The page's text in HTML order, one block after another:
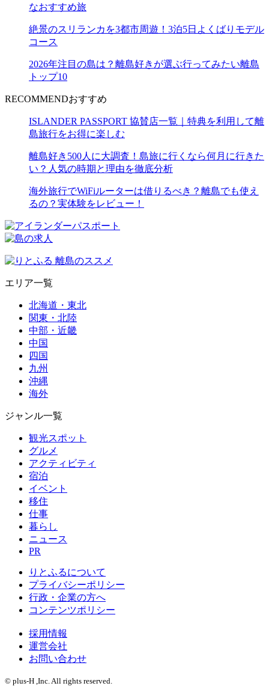
なおすすめ旅
絶景のスリランカを3都市周遊！3泊5日よくばりモデル
コース
2026年注目の島は？離島好きが選ぶ行ってみたい離島
トップ10
RECOMMENDおすすめ
ISLANDER PASSPORT 協賛店一覧｜特典を利用して離
島旅行をお得に楽しむ
離島好き500人に大調査！島旅に行くなら何月に行きた
い？人気の時期と理由を徹底分析
海外旅行でWiFiルーターは借りるべき？離島でも使え
るの？実体験をレビュー！
エリア一覧
北海道・東北
関東・北陸
中部・近畿
中国
四国
九州
沖縄
海外
ジャンル一覧
観光スポット
グルメ
アクティビティ
宿泊
イベント
移住
仕事
暮らし
ニュース
PR
りとふるについて
プライバシーポリシー
行政・企業の方へ
コンテンツポリシー
採用情報
運営会社
お問い合わせ
© plus-H ,Inc. All rights reserved.